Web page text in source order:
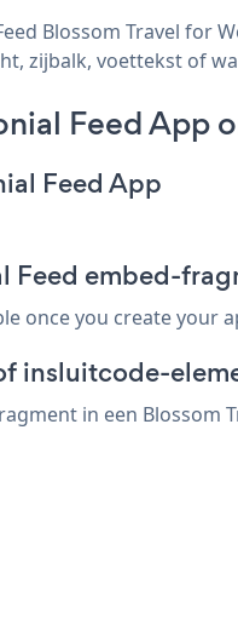
Blossom Travel for
zijbalk, voettekst of
Feed App
Feed App
Feed embed-
once you create your
insluitcode-
in een